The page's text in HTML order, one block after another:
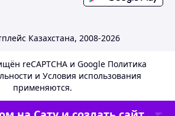
Казахстана, 2008-2026
reCAPTCHA и Google Политика
и Условия использования
применяются.